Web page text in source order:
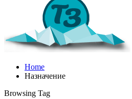
Home
Назначение
Browsing Tag